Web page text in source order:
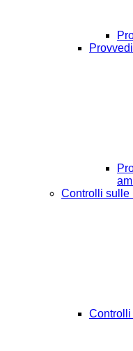
Controlli sulle